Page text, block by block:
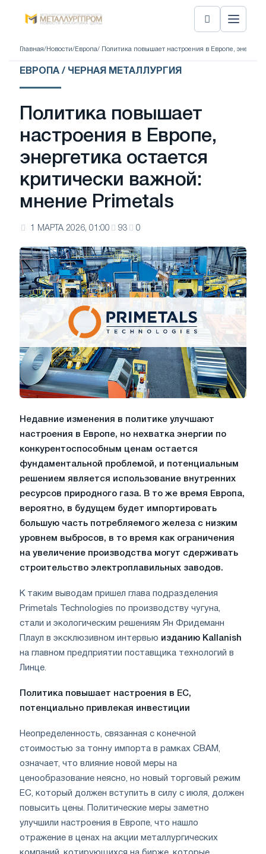
Главная/ Новости/ Европа/ Политика повышает настроения в Европе,
ЕВРОПА / ЧЕРНАЯ МЕТАЛЛУРГИЯ
Политика повышает
настроения в Европе,
энергетика остается
критически важной:
мнение Primetals
1 МАРТА 2026, 01:00 93 0
Недавние изменения в политике улучшают
настроения в Европе, но нехватка энергии по
конкурентоспособным ценам остается
фундаментальной проблемой, и потенциальным
решением является использование внутренних
ресурсов природного газа. В то же время Европа,
вероятно, в будущем будет импортировать
большую часть потребляемого железа с низким
уровнем выбросов, в то время как ограничения
на увеличение производства могут сдерживать
строительство электроплавильных заводов.
К таким выводам пришел глава подразделения
Primetals Technologies по производству чугуна,
стали и экологическим решениям Ян Фридеманн
Плаул в эксклюзивном интервью изданию Kallanish
на главном предприятии поставщика технологий в
Линце.
Политика повышает настроения в ЕС,
потенциально привлекая инвестиции
Неопределенность, связанная с конечной
стоимостью за тонну импорта в рамках CBAM,
означает, что влияние новой меры на
ценообразование неясно, но новый торговый режим
ЕС, который должен вступить в силу с июля, должен
повысить цены. Политические меры заметно
улучшили настроения в Европе, что нашло
отражение в ценах на акции металлургических